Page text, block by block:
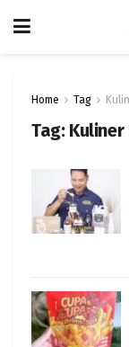
Home Tag
Tag: